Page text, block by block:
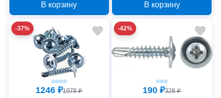
В корзину
146546
В корзину
-37%
1246 ₽1978 ₽
-42%
190 ₽328 ₽